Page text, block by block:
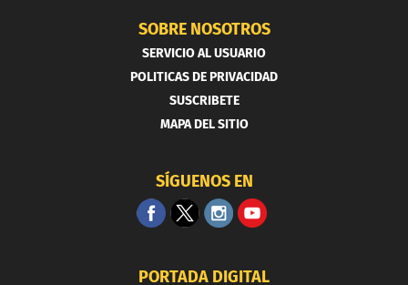
SOBRE NOSOTROS
SERVICIO AL USUARIO
POLITICAS DE PRIVACIDAD
SUSCRIBETE
MAPA DEL SITIO
SÍGUENOS EN
PORTADA DIGITAL